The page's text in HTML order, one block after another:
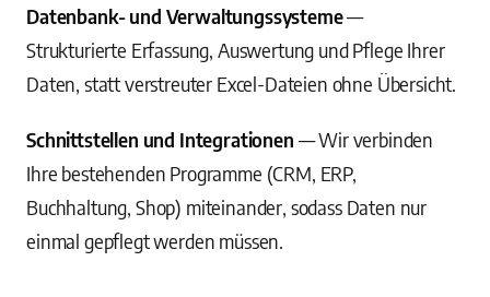
Datenbank- und Verwaltungssysteme—
Strukturierte Erfassung, Auswertung und Pflege Ihrer
Daten, statt verstreuter Excel-Dateien ohne Übersicht.
Schnittstellen und Integrationen — Wir verbinden
Ihre bestehenden Programme (CRM, ERP,
Buchhaltung, Shop) miteinander, sodass Daten nur
einmal gepflegt werden müssen.